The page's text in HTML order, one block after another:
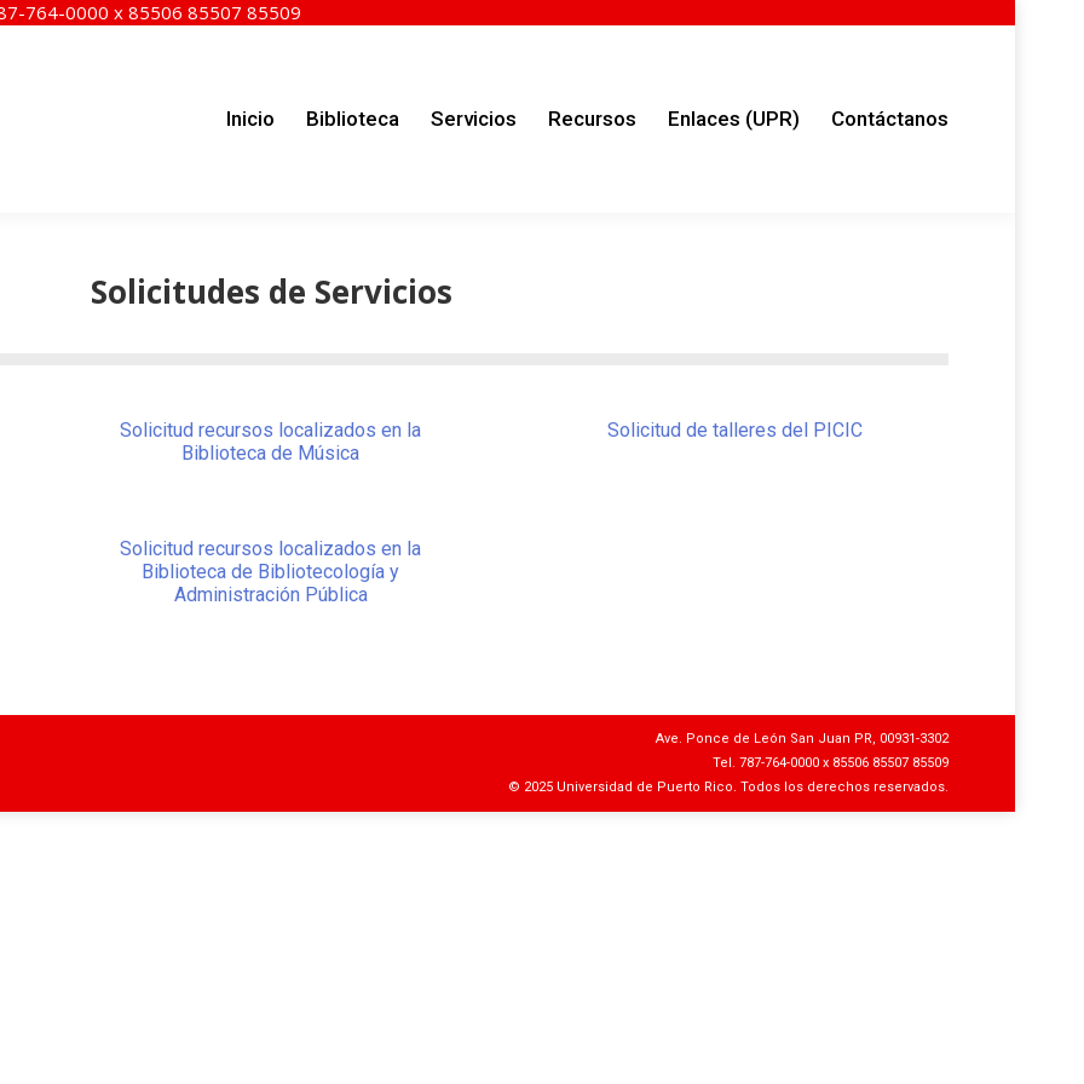
764-0000 x 85506 85507 85509
Inicio Biblioteca Servicios Recursos Enlaces (UPR) Contáctanos
Solicitudes de Servicios
Solicitud recursos localizados en la
Biblioteca de Música
Solicitud recursos localizados en la
Biblioteca de Bibliotecología y
Administración Pública
Solicitud de talleres del PICIC
Ave. Ponce de León San Juan PR, 00931-3302
Tel. 787-764-0000 x 85506 85507 85509
© 2025 Universidad de Puerto Rico. Todos los derechos reservados.